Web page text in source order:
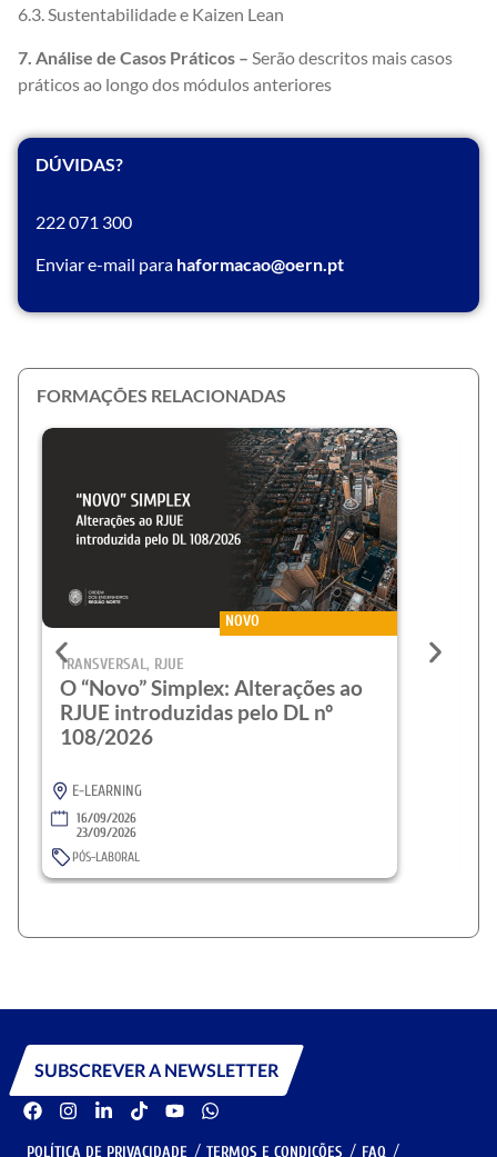
6.3. Sustentabilidade e Kaizen Lean
7. Análise de Casos Práticos – Serão descritos mais casos
práticos ao longo dos módulos anteriores
DÚVIDAS?
222 071 300
Enviar e-mail para haformacao@oern.pt
FORMAÇÕES RELACIONADAS
NOVO
TRANSVERSAL, RJUE
O “Novo” Simplex: Alterações ao
RJUE introduzidas pelo DL nº
108/2026
E-LEARNING
16/09/2026
23/09/2026
PÓS-LABORAL
SUBSCREVER A NEWSLETTER
POLÍTICA DE PRIVACIDADE TERMOS E CONDIÇÕES FAQ